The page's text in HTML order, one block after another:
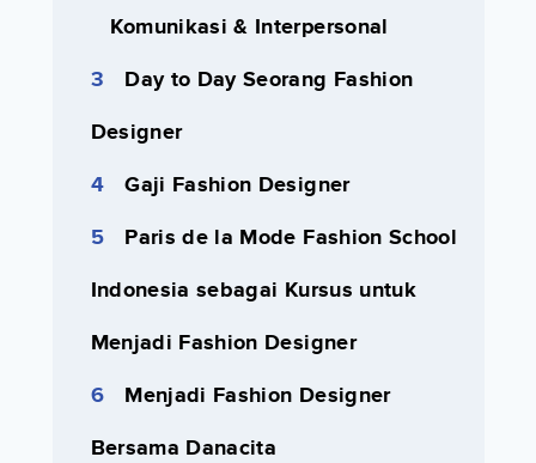
Komunikasi & Interpersonal
Day to Day Seorang Fashion
Designer
Gaji Fashion Designer
Paris de la Mode Fashion School
Indonesia sebagai Kursus untuk
Menjadi Fashion Designer
Menjadi Fashion Designer
Bersama Danacita